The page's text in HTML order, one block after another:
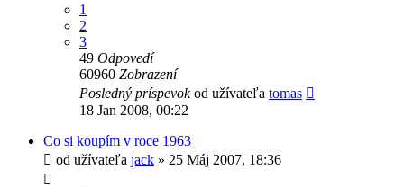
1
2
3
49 Odpovedí
60960 Zobrazení
Posledný príspevokod užívateľa tomas
18 Jan 2008, 00:22
Co si koupím v roce 1963
od užívateľa jack » 25 Máj 2007, 18:36